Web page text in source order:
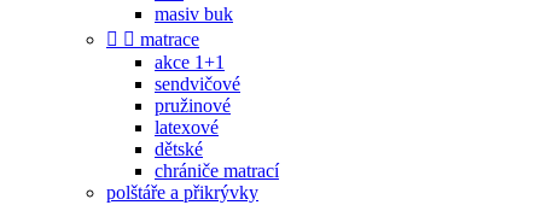
masiv buk
  matrace
akce 1+1
sendvičové
pružinové
latexové
dětské
chrániče matrací
polštáře a přikrývky